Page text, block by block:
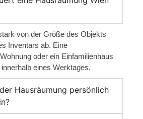
von der Größe des Objekts
Inventars ab. Eine
oder ein Einfamilienhaus
eines Werktages.
Hausräumung persönlich